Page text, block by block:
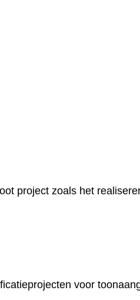
project zoals het
voor